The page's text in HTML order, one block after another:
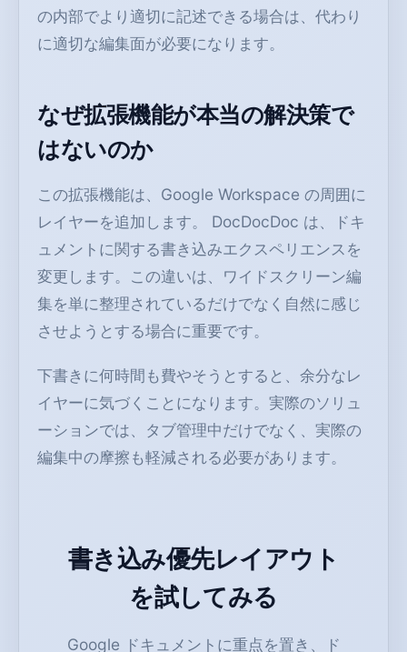
の内部でより適切に記述できる場合は、代わり
に適切な編集面が必要になります。
なぜ拡張機能が本当の解決策で
はないのか
この拡張機能は、Google Workspace の周囲に
レイヤーを追加します。 DocDocDoc は、ドキ
ュメントに関する書き込みエクスペリエンスを
変更します。この違いは、ワイドスクリーン編
集を単に整理されているだけでなく自然に感じ
させようとする場合に重要です。
下書きに何時間も費やそうとすると、余分なレ
イヤーに気づくことになります。実際のソリュ
ーションでは、タブ管理中だけでなく、実際の
編集中の摩擦も軽減される必要があります。
書き込み優先レイアウト
を試してみる
Google ドキュメントに重点を置き、ド